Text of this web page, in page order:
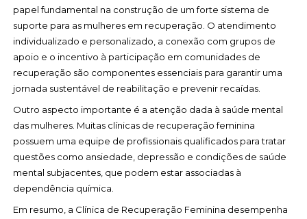
papel fundamental na construção de um forte sistema de
suporte para as mulheres em recuperação. O atendimento
individualizado e personalizado, a conexão com grupos de
apoio e o incentivo à participação em comunidades de
recuperação são componentes essenciais para garantir uma
jornada sustentável de reabilitação e prevenir recaídas.
Outro aspecto importante é a atenção dada à saúde mental
das mulheres. Muitas clínicas de recuperação feminina
possuem uma equipe de profissionais qualificados para tratar
questões como ansiedade, depressão e condições de saúde
mental subjacentes, que podem estar associadas à
dependência química.
Em resumo, a Clínica de Recuperação Feminina desempenha